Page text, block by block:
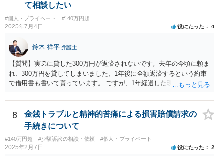
て相談したい
#個人・プライベート #140万円超
2025年7月4日 役にたった 4
鈴木 祥平 弁護士
【質問】実弟に貸した300万円が返済されないです。去年の今頃に頼ま
れ、300万円を貸してしまいました。1年後に全額返済するという約束
で借用書も書いて貰っています。 ですが、1年経過した現在一銭も返
どという話も無く、開き直っている様に見受けられます。返済は勿論
ですが、今までの弟の素行等問題は色々あり、反省と制裁して欲しい
です。 【回答】おそらく、弟さんとしては、「返済しなかったとして
も、兄が自分に対して法的措置を講じてくることはないであろう」と
いう「甘え」があるのだと思います。きちんと返済をさせるために
は、「家族内の問題であるから穏便に解決を図る」という対応ではな
8
金銭トラブルと精神的苦痛による損害賠償請求の
手続きについて
#140万円超 #少額訴訟の相談・依頼 #個人・プライベート
2025年2月7日 役にたった 2